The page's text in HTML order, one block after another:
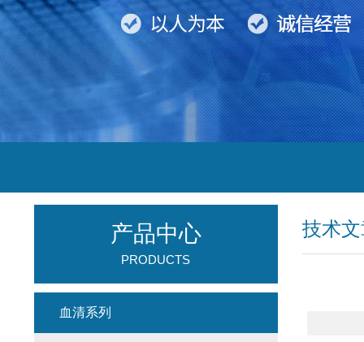
技术
产品中心
PRODUCTS
血清系列